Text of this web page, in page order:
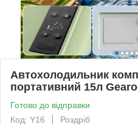
Автохолодильник
портативний 15л
Готово до відправки
Код: Y16
Роздріб